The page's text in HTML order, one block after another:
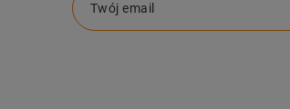
Twój email